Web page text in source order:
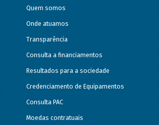
Quem somos
Onde atuamos
Transparência
Consulta a financiamentos
Resultados para a sociedade
Credenciamento de Equipamentos
Consulta PAC
Moedas contratuais